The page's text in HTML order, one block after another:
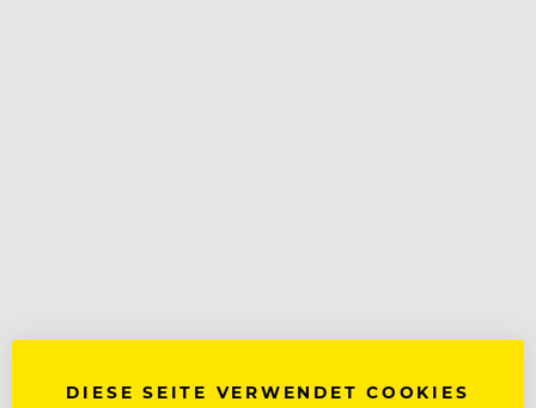
DIESE SEITE VERWENDET COOKIES